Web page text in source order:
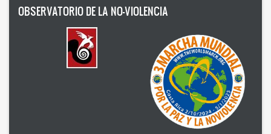
Ildefonso Hernández Silva
OBSERVATORIO DE LA NO-VIOLENCIA